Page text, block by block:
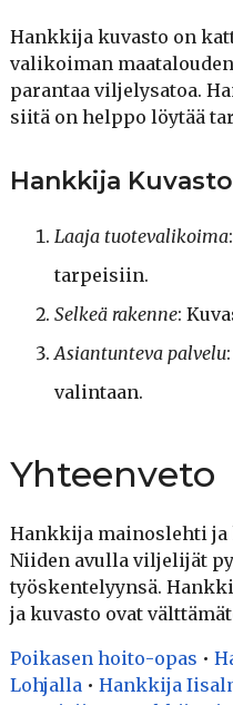
Hankkija kuvasto on
valikoiman
parantaa viljelysatoa.
siitä on helppo löytää
Hankkija
Laaja tuotevalikoima
tarpeisiin.
Selkeä rakenne:
Asiantunteva palvelu
valintaan.
Yhteenveto
Hankkija mainoslehti ja
Niiden avulla viljelijät
työskentelyynsä.
ja kuvasto ovat
Poikasen hoito-opas •
Lohjalla • Hankkija